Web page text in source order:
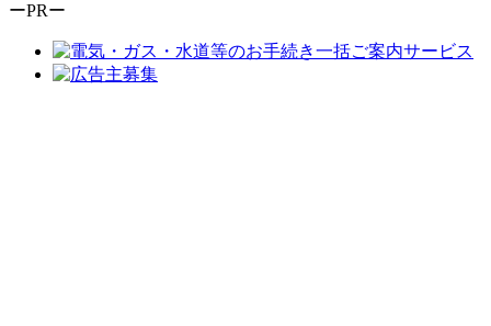
ーPRー